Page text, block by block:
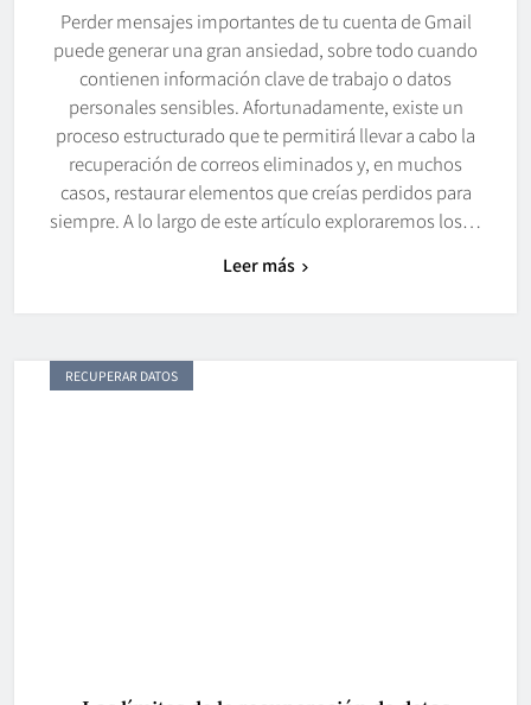
Perder mensajes importantes de tu cuenta de Gmail
puede generar una gran ansiedad, sobre todo cuando
contienen información clave de trabajo o datos
personales sensibles. Afortunadamente, existe un
proceso estructurado que te permitirá llevar a cabo la
recuperación de correos eliminados y, en muchos
casos, restaurar elementos que creías perdidos para
siempre. A lo largo de este artículo exploraremos los…
Leer más
RECUPERAR DATOS